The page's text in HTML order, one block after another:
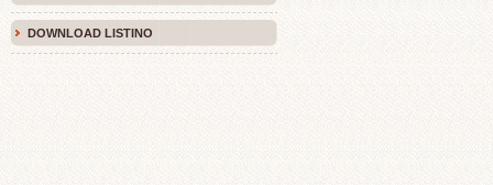
DOWNLOAD LISTINO